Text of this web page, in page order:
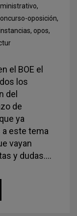
,
oposición,
, opos,
el BOE el
los
del
de
ya
este tema
vayan
y dudas.…